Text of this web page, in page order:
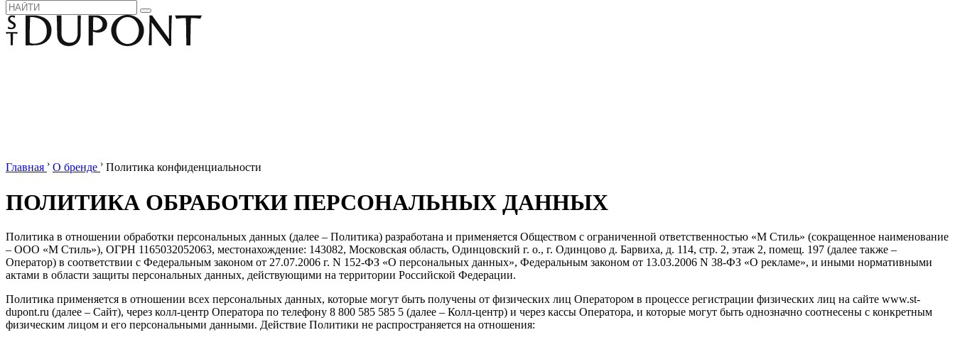
Главная › О бренде › Политика конфиденциальности
ПОЛИТИКА ОБРАБОТКИ ПЕРСОНАЛЬНЫХ ДАННЫХ
Политика в отношении обработки персональных данных (далее – Политика) разработана и применяется Обществом с ограниченной ответственностью «М Стиль» (сокращенное наименование
– ООО «М Стиль»), ОГРН 1165032052063, местонахождение: 143082, Московская область, Одинцовский г. о., г. Одинцово д. Барвиха, д. 114, стр. 2, этаж 2, помещ. 197 (далее также –
Оператор) в соответствии с Федеральным законом от 27.07.2006 г. N 152-ФЗ «О персональных данных», Федеральным законом от 13.03.2006 N 38-ФЗ «О рекламе», и иными нормативными
актами в области защиты персональных данных, действующими на территории Российской Федерации.
Политика применяется в отношении всех персональных данных, которые могут быть получены от физических лиц Оператором в процессе регистрации физических лиц на сайте www.st-
dupont.ru (далее – Сайт), через колл-центр Оператора по телефону 8 800 585 585 5 (далее – Колл-центр) и через кассы Оператора, и которые могут быть однозначно соотнесены с конкретным
физическим лицом и его персональными данными. Действие Политики не распространяется на отношения: